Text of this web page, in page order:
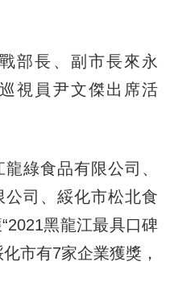
長、副市長來永
視員尹文傑出席活
綠食品有限公司、
司、綏化市松北食
黑龍江最具口碑
市有7家企業獲獎，